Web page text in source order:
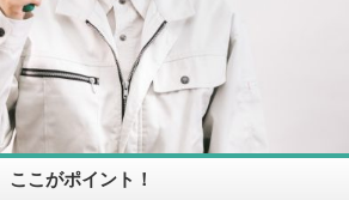
ここがポイント！